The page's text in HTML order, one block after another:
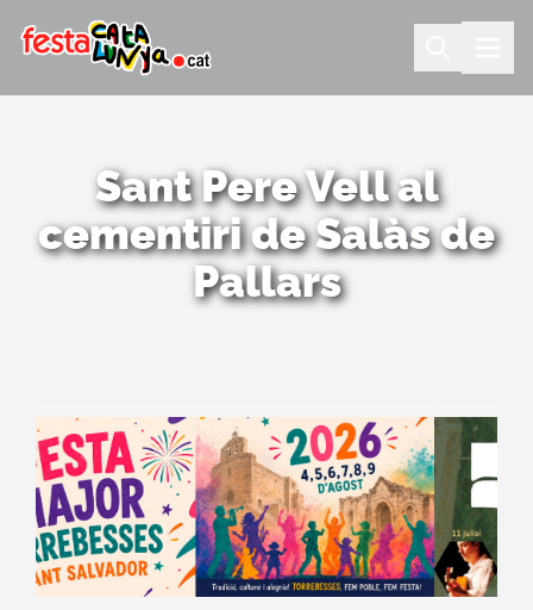
Sant Pere Vell al
cementiri de Salàs de
Pallars